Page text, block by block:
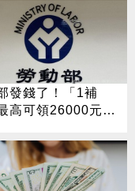
發錢了！「1補
高可領26000元
止收件